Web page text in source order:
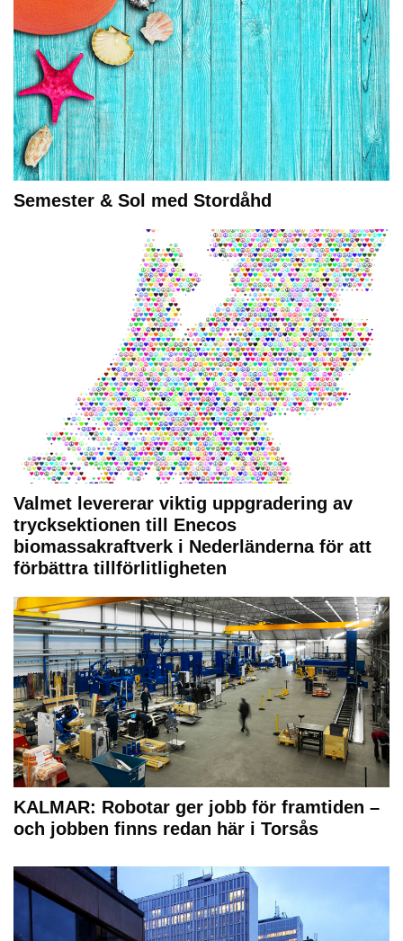
Semester & Sol med Stordåhd
Valmet levererar viktig uppgradering av
trycksektionen till Enecos
biomassakraftverk i Nederländerna för att
förbättra tillförlitligheten
KALMAR: Robotar ger jobb för framtiden –
och jobben finns redan här i Torsås